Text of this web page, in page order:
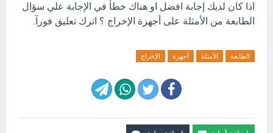
اذا كان لديك إجابة افضل او هناك خطأ في الإجابة علي سؤال
الطابعة من الأمثلة على أجهزة الإخراج ؟ اترك تعليق فورآ.
الطابعة الأمثلة أجهزة الإخراج